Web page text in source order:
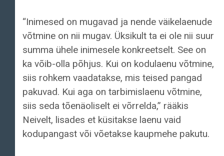
“Inimesed on mugavad ja nende väikelaenude
võtmine on nii mugav. Üksikult ta ei ole nii suur
summa ühele inimesele konkreetselt. See on
ka võib-olla põhjus. Kui on kodulaenu võtmine,
siis rohkem vaadatakse, mis teised pangad
pakuvad. Kui aga on tarbimislaenu võtmine,
siis seda tõenäoliselt ei võrrelda,” rääkis
Neivelt, lisades et küsitakse laenu vaid
kodupangast või võetakse kaupmehe pakutu.